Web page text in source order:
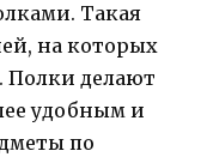
Такая
на которых
Полки делают
удобным и
по